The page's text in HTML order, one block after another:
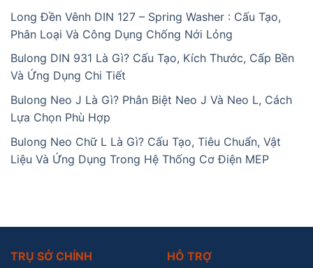
Long Đền Vênh DIN 127 – Spring Washer : Cấu Tạo,
Phân Loại Và Công Dụng Chống Nới Lỏng
Bulong DIN 931 Là Gì? Cấu Tạo, Kích Thước, Cấp Bền
Và Ứng Dụng Chi Tiết
Bulong Neo J Là Gì? Phân Biệt Neo J Và Neo L, Cách
Lựa Chọn Phù Hợp
Bulong Neo Chữ L Là Gì? Cấu Tạo, Tiêu Chuẩn, Vật
Liệu Và Ứng Dụng Trong Hệ Thống Cơ Điện MEP
TRỤ SỞ CHÍNH HỖ TRỢ